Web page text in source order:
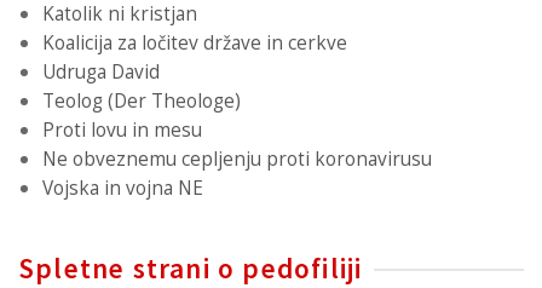
Katolik ni kristjan
Koalicija za ločitev države in cerkve
Udruga David
Teolog (Der Theologe)
Proti lovu in mesu
Ne obveznemu cepljenju proti koronavirusu
Vojska in vojna NE
Spletne strani o pedofiliji